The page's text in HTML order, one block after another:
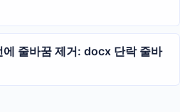
줄바꿈 제거: docx 단락 줄바